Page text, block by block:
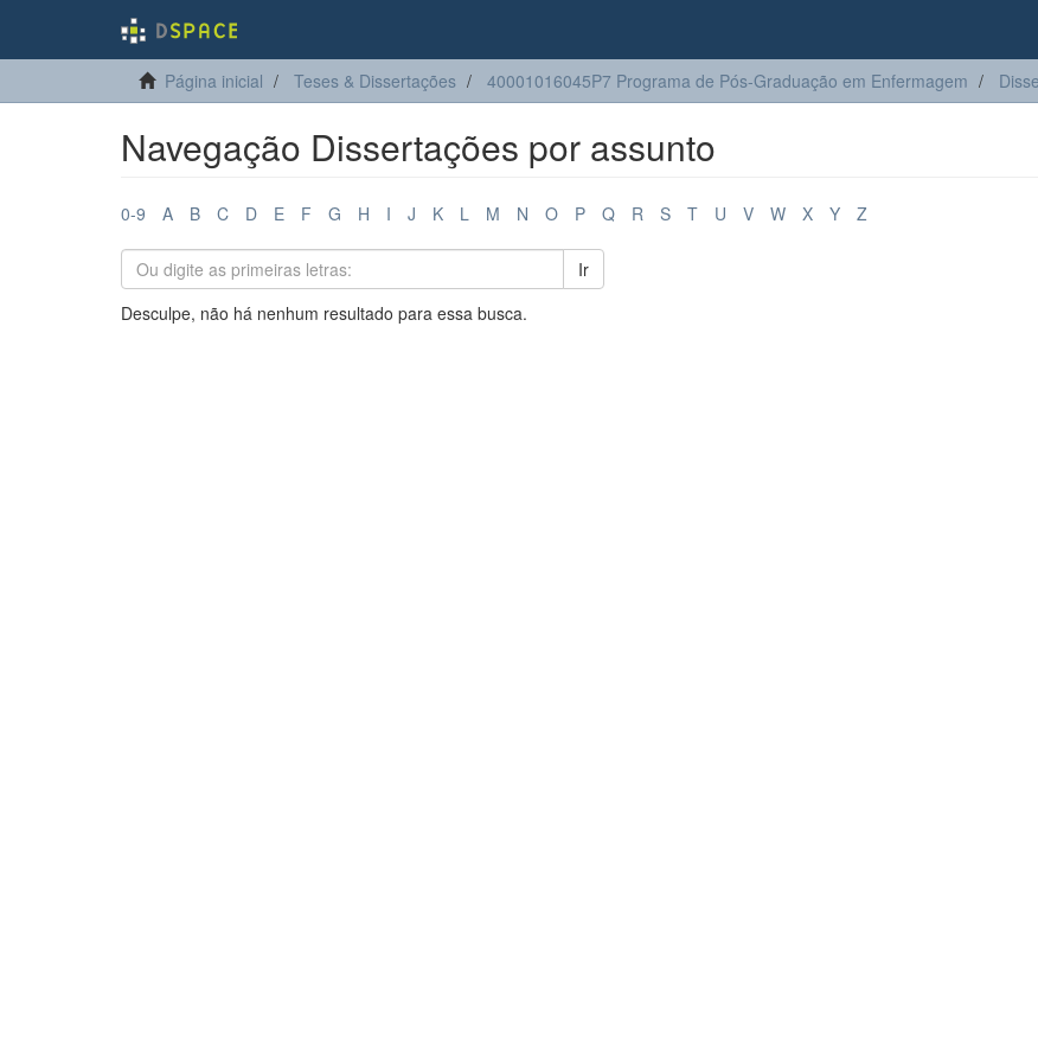
Página inicial Teses & Dissertações 40001016045P7 Programa de Pós-Graduação em Enfermagem
Navegação Dissertações por assunto
0-9 A B C D E F G H I J K L M N O P Q R S T U V W X Y Z
Ir
Desculpe, não há nenhum resultado para essa busca.